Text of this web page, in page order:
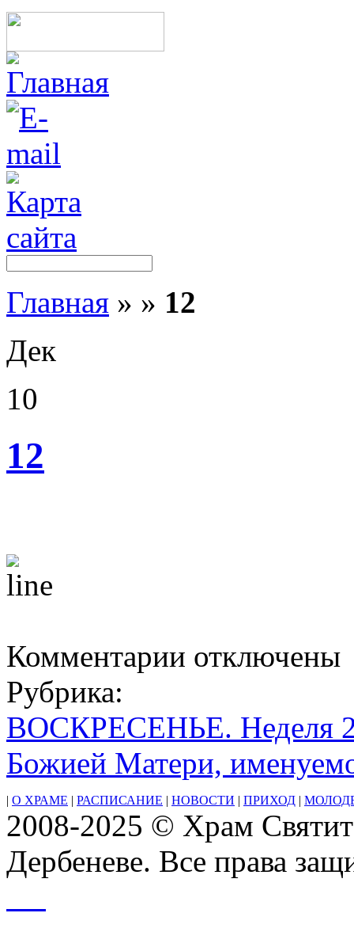
Главная » » 12
Дек
10
12
Комментарии записи
отключены
Рубрика:
ВОСКРЕСЕНЬЕ. Неделя
Божией Матери,
| О ХРАМЕ | РАСПИСАНИЕ | НОВОСТИ | ПРИХОД |
2008-2025 © Храм
Дербеневе. Все права